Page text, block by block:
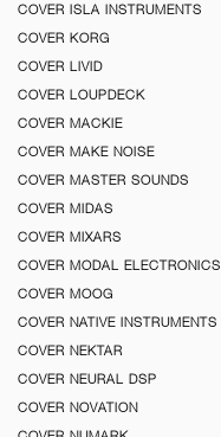
COVER ISLA INSTRUMENTS
COVER KORG
COVER LIVID
COVER LOUPDECK
COVER MACKIE
COVER MAKE NOISE
COVER MASTER SOUNDS
COVER MIDAS
COVER MIXARS
COVER MODAL ELECTRONICS
COVER MOOG
COVER NATIVE INSTRUMENTS
COVER NEKTAR
COVER NEURAL DSP
COVER NOVATION